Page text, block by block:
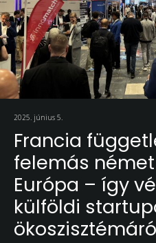
2025. június 5.
Francia
felemás
Európa – így
külföldi